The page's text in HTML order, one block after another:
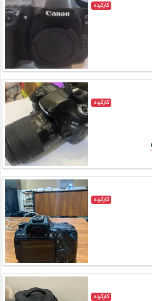
کارکرده
کارکرده
کارکرده
کارکرده